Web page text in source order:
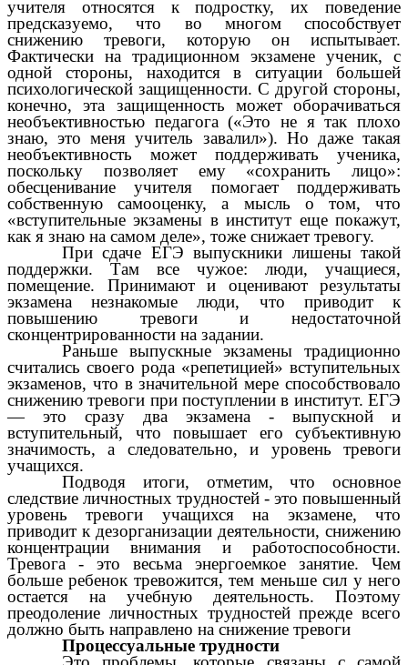
учителя относятся к подростку, их поведение
предсказуемо, что во многом способствует
снижению тревоги, которую он испытывает.
Фактически на традиционном экзамене ученик, с
одной стороны, находится в ситуации большей
психологической защищенности. С другой стороны,
конечно, эта защищенность может оборачиваться
необъективностью педагога («Это не я так плохо
знаю, это меня учитель завалил»). Но даже такая
необъективность может поддерживать ученика,
поскольку позволяет ему «сохранить лицо»:
обесценивание учителя помогает поддерживать
собственную самооценку, а мысль о том, что
«вступительные экзамены в институт еще покажут,
как я знаю на самом деле», тоже снижает тревогу.
При сдаче ЕГЭ выпускники лишены такой
поддержки. Там все чужое: люди, учащиеся,
помещение. Принимают и оценивают результаты
экзамена незнакомые люди, что приводит к
повышению тревоги и недостаточной
сконцентрированности на задании.
Раньше выпускные экзамены традиционно
считались своего рода «репетицией» вступительных
экзаменов, что в значительной мере способствовало
снижению тревоги при поступлении в институт. ЕГЭ
— это сразу два экзамена - выпускной и
вступительный, что повышает его субъективную
значимость, а следовательно, и уровень тревоги
учащихся.
Подводя итоги, отметим, что основное
следствие личностных трудностей - это повышенный
уровень тревоги учащихся на экзамене, что
приводит к дезорганизации деятельности, снижению
концентрации внимания и работоспособности.
Тревога - это весьма энергоемкое занятие. Чем
больше ребенок тревожится, тем меньше сил у него
остается на учебную деятельность. Поэтому
преодоление личностных трудностей прежде всего
должно быть направлено на снижение тревоги
Процессуальные трудности